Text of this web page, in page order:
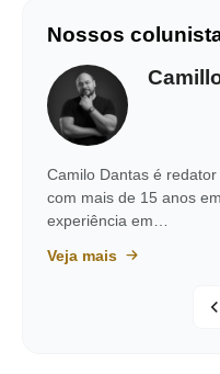
Nossos
Camilo Dantas é
com mais de 15 anos
experiência em…
Veja mais